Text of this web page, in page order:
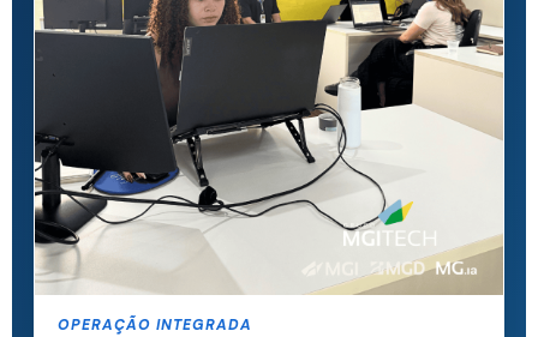
OPERAÇÃO INTEGRADA